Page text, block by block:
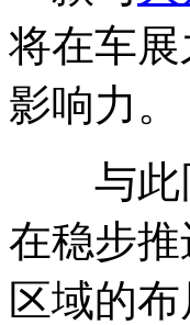
将在车
影响力。
与此同
在稳步
区域的